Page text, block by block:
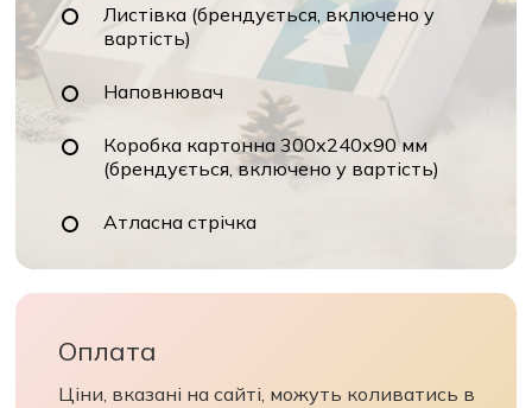
Листівка (брендується, включено у
вартість)
Наповнювач
Коробка картонна 300х240х90 мм
(брендується, включено у вартість)
Атласна стрічка
Оплата
Ціни, вказані на сайті, можуть коливатись в